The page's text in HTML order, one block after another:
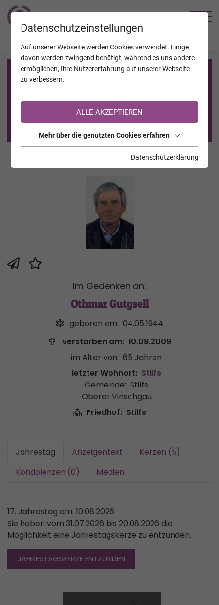
Registrierung auf TrauerHilfe.it
Sie sind noch nicht auf TrauerHilfe.it registriert?
>> zur kostenlosen Registrierung <<
Im Gedenken an:
Othmar Gutgsell
geboren am: 04.05.1944
verstorben am: 10.08.2009
im Alter von: 65 Jahren
letzter Wohnort: Stilfs
Gemeinde: Stilfs
Oberer Vinschgau
Friedhof: Stilfs
Jahrestag Anzeigentext
Kerzen (5)
Kondolenzen (0)
Medien
17. Jahrestag am: 10.08.2026
Sie haben vom 31.07.2026 bis 20.08.2026 die
Möglichkeit eine Jahrestagskerze zu entzünden.
JAHRESTAGSKERZE ENTZÜNDEN
Datenschutzeinstellungen
Auf unserer Webseite werden Cookies verwendet. Einige
davon werden zwingend benötigt, während es uns andere
ermöglichen, Ihre Nutzererfahrung auf unserer Webseite
zu verbessern.
ALLE AKZEPTIEREN
Mehr über die genutzten Cookies erfahren
Datenschutzerklärung
JAHRESTAGE KALENDER VERSTORBENE